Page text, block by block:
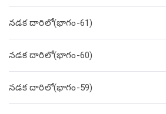
నడక దారిలో(భాగం-61)
నడక దారిలో(భాగం-60)
నడక దారిలో(భాగం-59)